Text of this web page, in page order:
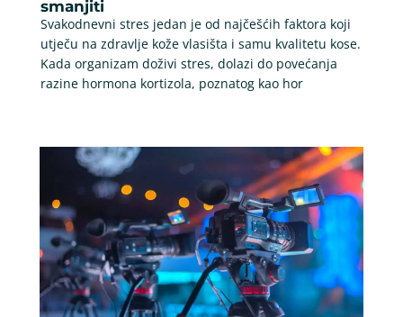
smanjiti
Svakodnevni stres jedan je od najčešćih faktora koji
utječu na zdravlje kože vlasišta i samu kvalitetu kose.
Kada organizam doživi stres, dolazi do povećanja
razine hormona kortizola, poznatog kao hor